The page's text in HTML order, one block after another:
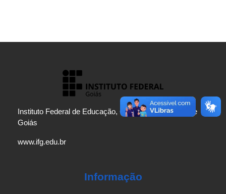
Instituto Federal de Educação, Ciência e Tecnologia de
Goiás
www.ifg.edu.br
Informação